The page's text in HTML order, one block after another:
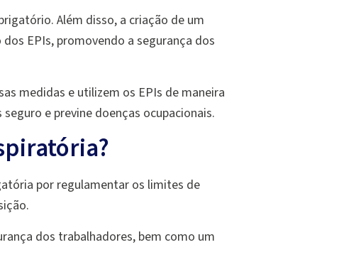
Além disso, a criação de um
EPIs, promovendo a segurança dos
medidas e utilizem os EPIs de maneira
e previne doenças ocupacionais.
por regulamentar os limites de
dos trabalhadores, bem como um